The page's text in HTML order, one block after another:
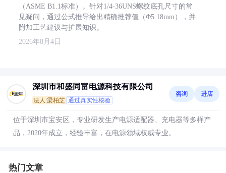
（ASME B1.1标准）。针对1/4-36UNS螺纹底孔尺寸的常
见疑问，通过公式推导给出精确推荐值（Φ5.18mm），并
附加工艺建议与扩展知识。
2026年8月4日
深圳市和盛同富电源科技有限公司
法人:梁柏芝 通过真实性核验
咨询 进店
位于深圳市宝安区，专业研发生产电源适配器、充电器等多样产
品，2020年成立，经验丰富，在电源领域权威专业。
热门文章